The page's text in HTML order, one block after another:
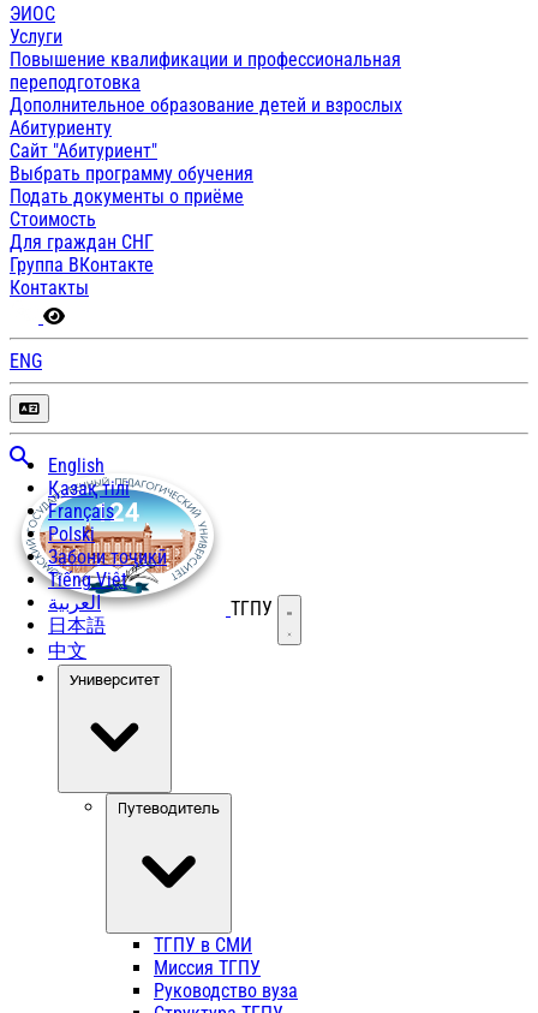
ЭИОС
Услуги
Повышение квалификации и профессиональная
переподготовка
Дополнительное образование детей и взрослых
Абитуриенту
Сайт "Абитуриент"
Выбрать программу обучения
Подать документы о приёме
Стоимость
Для граждан СНГ
Группа ВКонтакте
Контакты
ENG
English
Қазақ тілі
Français
Polski
Забони тоҷикӣ
Tiếng Việt
العربية
日本語
中文
ТГПУ Открыть меню
Университет
Путеводитель
ТГПУ в СМИ
Миссия ТГПУ
Руководство вуза